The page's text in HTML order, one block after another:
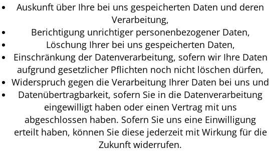
Auskunft über Ihre bei uns gespeicherten Daten und deren
Verarbeitung,
Berichtigung unrichtiger personenbezogener Daten,
Löschung Ihrer bei uns gespeicherten Daten,
Einschränkung der Datenverarbeitung, sofern wir Ihre Daten
aufgrund gesetzlicher Pflichten noch nicht löschen dürfen,
Widerspruch gegen die Verarbeitung Ihrer Daten bei uns und
Datenübertragbarkeit, sofern Sie in die Datenverarbeitung
eingewilligt haben oder einen Vertrag mit uns
abgeschlossen haben. Sofern Sie uns eine Einwilligung
erteilt haben, können Sie diese jederzeit mit Wirkung für die
Zukunft widerrufen.